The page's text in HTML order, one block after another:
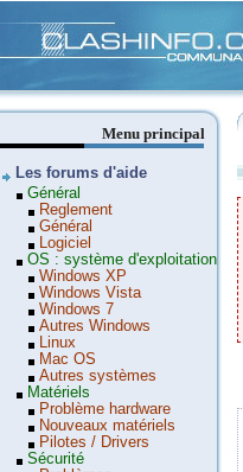
Menu principal
Les forums d'aide
Général
Reglement
Général
Logiciel
OS : système d'exploitation
Windows XP
Windows Vista
Windows 7
Autres Windows
Linux
Mac OS
Autres systèmes
Matériels
Problème hardware
Nouveaux matériels
Pilotes / Drivers
Sécurité